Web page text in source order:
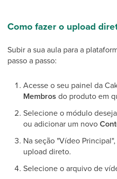
Como fazer o upload
Subir a sua aula para a
passo a passo:
Acesse o seu painel da
Membros do produto em
Selecione o módulo
ou adicionar um novo
Na seção "Vídeo
upload direto.
Selecione o arquivo de